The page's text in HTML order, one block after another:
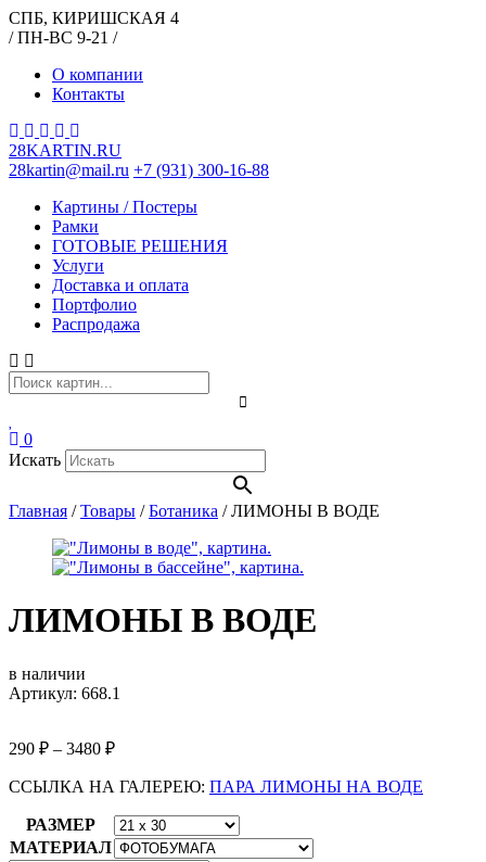
СПБ, КИРИШСКАЯ 4
/ ПН-ВС 9-21 /
О компании
Контакты
28KARTIN.RU
28kartin@mail.ru +7 (931) 300-16-88
Картины / Постеры
Рамки
ГОТОВЫЕ РЕШЕНИЯ
Услуги
Доставка и оплата
Портфолио
Распродажа
0
Искать
Главная /Товары /Ботаника /ЛИМОНЫ В ВОДЕ
ЛИМОНЫ В ВОДЕ
в наличии
Артикул: 668.1
290 ₽ – 3480 ₽
ССЫЛКА НА ГАЛЕРЕЮ: ПАРА ЛИМОНЫ НА ВОДЕ
РАЗМЕР
МАТЕРИАЛ